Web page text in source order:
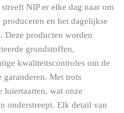
NIP er elke dag naar om
en het dagelijkse
Deze producten worden
grondstoffen,
kwaliteitscontroles om de
Met trots
luiertaarten, wat onze
onderstreept. Elk detail van